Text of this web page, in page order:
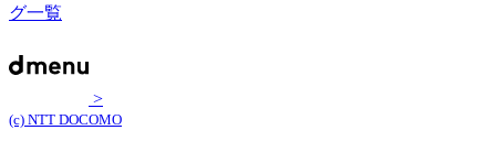
グ一覧
>
(c) NTT DOCOMO